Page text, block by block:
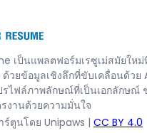
เป็นแพลตฟอร์มเรซูเม่สมัยให
วยข้อมูลเชิงลึกที่ขับเคลื่อนด้วย
รไฟล์ภาพลักษณ์ที่เป็นเอกลักษณ์
งานด้วยความมั่นใจ
ร์ตูนโดย Unipaws | CC BY 4.0